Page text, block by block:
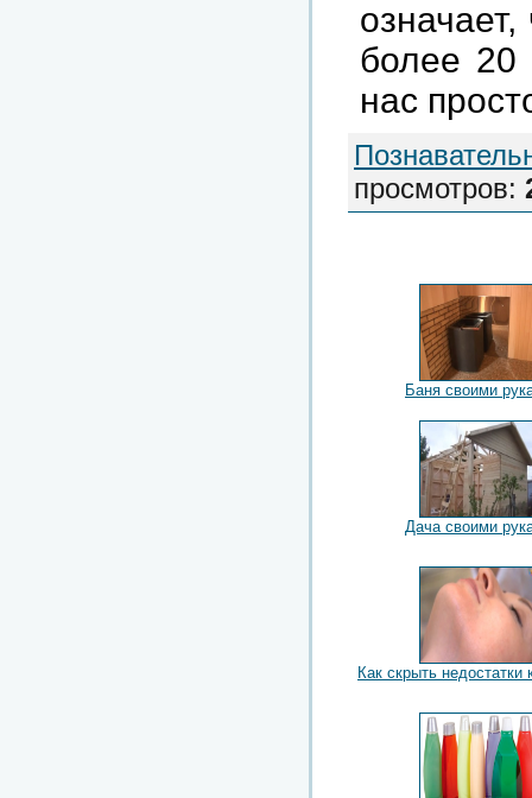
более 20
нас
просмотров:
Баня своими
Дача своими
Как скрыть недостатки